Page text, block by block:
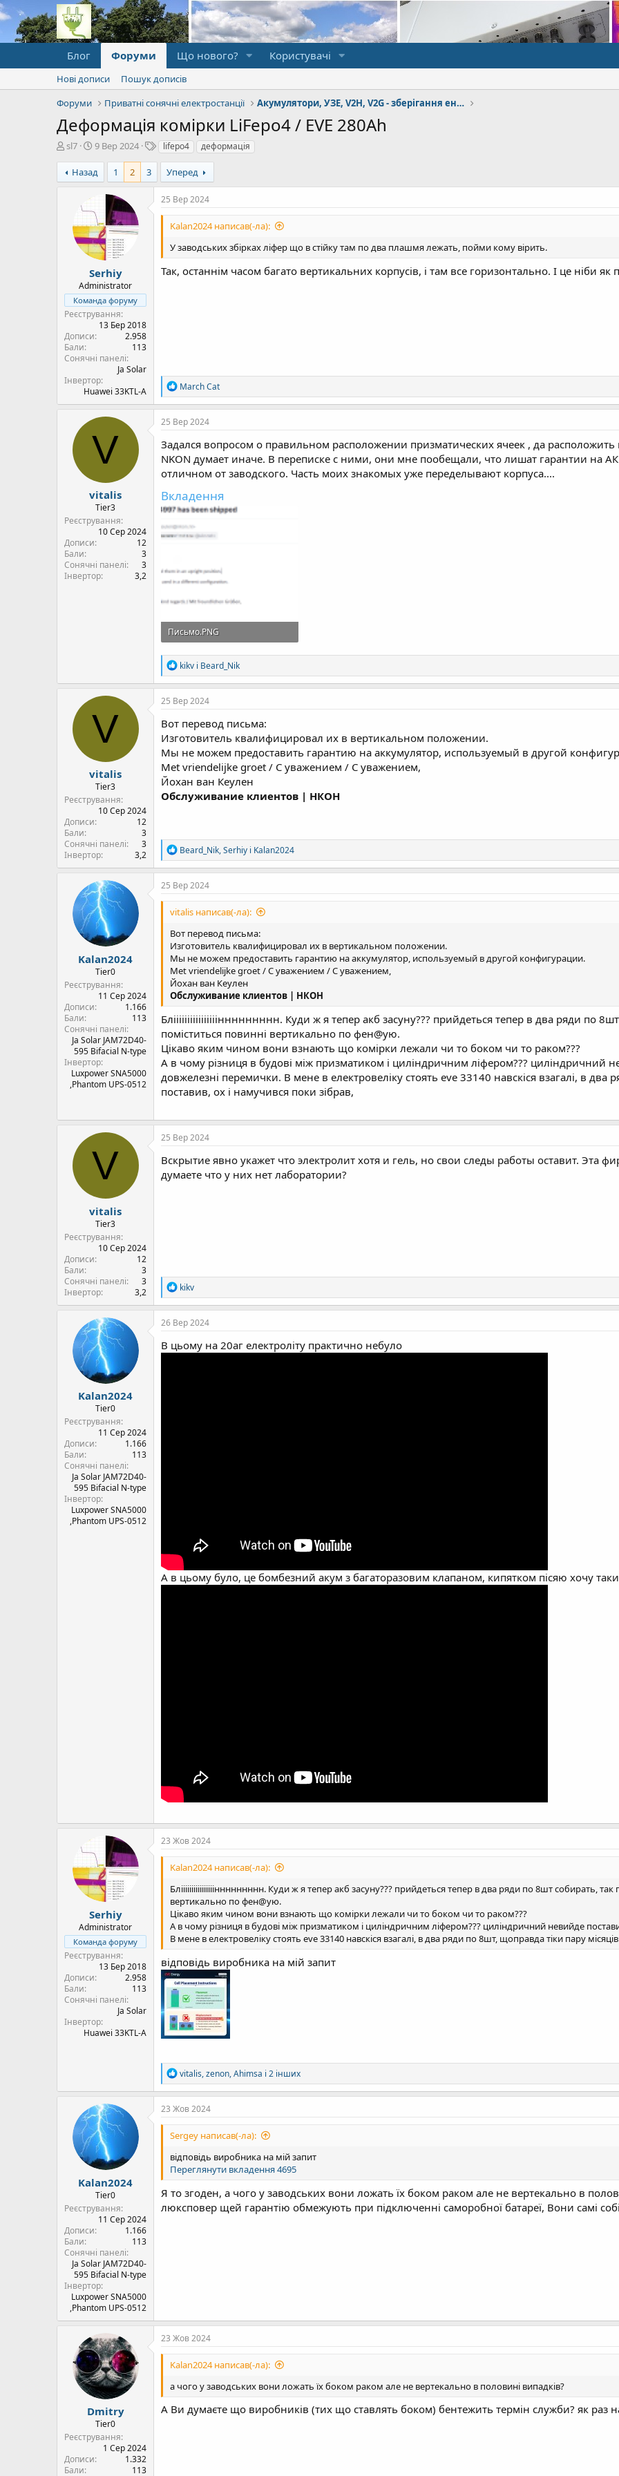
Блог Форуми Що нового? Користувачі
Нові дописи
Пошук дописів
Форуми
Приватні сонячні електростанції Акумулятори, УЗЕ, V2H, V2G - зберігання енергії
Деформація комірки LiFepo4 / EVE 280Ah
А
т
о
sl7
Д
т
а
ч
а
т
к
у
9 Вер 2024
Т
и
lifepo4 деформація
Назад 1 2 3 Уперед
Serhiy
Administrator
Команда форуму
Реєстрування
13 Бер 2018
Дописи
2.958
Бали
113
Сонячні панелі
Ja Solar
Інвертор
Huawei 33KTL-A
25 Вер 2024
Kalan2024 написав(-ла):
У заводських збірках ліфер що в стійку там по два плашмя лежать, пойми кому вірить.
Так, останнім часом багато вертикальних корпусів, і там все горизонтально. І це ніби як
Р
е
а
к
ц
і
ї
:
March Cat
V
vitalis
Tier3
Реєстрування
10 Сер 2024
Дописи
12
Бали
3
Сонячні панелі
3
Інвертор
3,2
25 Вер 2024
Задался вопросом о правильном расположении призматических ячеек , да
NKON думает иначе. В переписке с ними, они мне пообещали, что лишат гарантии на
отличном от заводского. Часть моих знакомых уже переделывают корпуса....
Вкладення
Письмо.PNG
55,4 Кб · Перегляди: 43
Р
е
а
к
ц
:
kikv і Beard_Nik
V
vitalis
Tier3
Реєстрування
10 Сер 2024
Дописи
12
Бали
3
Сонячні панелі
3
Інвертор
3,2
25 Вер 2024
Вот перевод письма:
Изготовитель квалифицировал их в вертикальном положении.
Мы не можем предоставить гарантию на аккумулятор, используемый в другой
Met vriendelijke groet / С уважением / С уважением,
Йохан ван Кеулен
Обслуживание клиентов | НКОН
Р
е
а
к
ц
ї
Beard_Nik,Serhiy і Kalan2024
Kalan2024
Tier0
Реєстрування
11 Сер 2024
Дописи
1.166
Бали
113
Сонячні панелі
Ja Solar JAM72D40-
595 Bifacial N-type
Інвертор
Luxpower SNA5000
,Phantom UPS-0512
25 Вер 2024
vitalis написав(-ла):
Вот перевод письма:
Изготовитель квалифицировал их в вертикальном положении.
Мы не можем предоставить гарантию на аккумулятор, используемый в другой конфигурации.
Met vriendelijke groet / С уважением / С уважением,
Йохан ван Кеулен
Обслуживание клиентов | НКОН
Блііііііііііііііііннннннннн. Куди ж я тепер акб засуну??? прийдеться тепер в два ряди по
поміститься повинні вертикально по фен@ую.
Цікаво яким чином вони взнають що комірки лежали чи то боком чи то раком???
А в чому різниця в будові між призматиком і циліндричним ліфером??? циліндричний
довжелезні перемички. В мене в електровеліку стоять eve 33140 навскіся взагалі, в два
поставив, ох і намучився поки зібрав,
V
vitalis
Tier3
Реєстрування
10 Сер 2024
Дописи
12
Бали
3
Сонячні панелі
3
Інвертор
3,2
25 Вер 2024
Вскрытие явно укажет что электролит хотя и гель, но свои следы работы оставит. Эта
думаете что у них нет лаборатории?
Р
е
а
к
ц
ї
kikv
Kalan2024
Tier0
Реєстрування
11 Сер 2024
Дописи
1.166
Бали
113
Сонячні панелі
Ja Solar JAM72D40-
595 Bifacial N-type
Інвертор
Luxpower SNA5000
,Phantom UPS-0512
26 Вер 2024
В цьому на 20аг електроліту практично небуло
А в цьому було, це бомбезний акум з багаторазовим клапаном, кипятком пісяю хочу
Serhiy
Administrator
Команда форуму
Реєстрування
13 Бер 2018
Дописи
2.958
Бали
113
Сонячні панелі
Ja Solar
Інвертор
Huawei 33KTL-A
23 Жов 2024
Kalan2024 написав(-ла):
Блііііііііііііііііннннннннн. Куди ж я тепер акб засуну??? прийдеться тепер в два ряди по 8шт собирать,
вертикально по фен@ую.
Цікаво яким чином вони взнають що комірки лежали чи то боком чи то раком???
А в чому різниця в будові між призматиком і циліндричним ліфером??? циліндричний невийде
В мене в електровеліку стоять eve 33140 навскіся взагалі, в два ряди по 8шт, щоправда тіки пару
відповідь виробника на мій запит
Р
е
а
к
ї
vitalis,zenon,Ahimsa і 2 інших
Kalan2024
Tier0
Реєстрування
11 Сер 2024
Дописи
1.166
Бали
113
Сонячні панелі
Ja Solar JAM72D40-
595 Bifacial N-type
Інвертор
Luxpower SNA5000
,Phantom UPS-0512
23 Жов 2024
Sergey написав(-ла):
відповідь виробника на мій запит
Переглянути вкладення 4695
Я то згоден, а чого у заводських вони ложать їх боком раком але не вертекально в
люксповер щей гарантію обмежують при підключенні саморобної батареї, Вони самі
Dmitry
Tier0
Реєстрування
1 Сер 2024
Дописи
1.332
Бали
113
23 Жов 2024
Kalan2024 написав(-ла):
а чого у заводських вони ложать їх боком раком але не вертекально в половині випадків?
А Ви думаєте що виробників (тих що ставлять боком) бентежить термін служби? як раз